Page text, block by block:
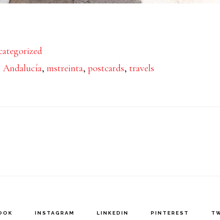
Andalucía, mstreinta, postcards, travels
INSTAGRAM LINKEDIN PINTEREST